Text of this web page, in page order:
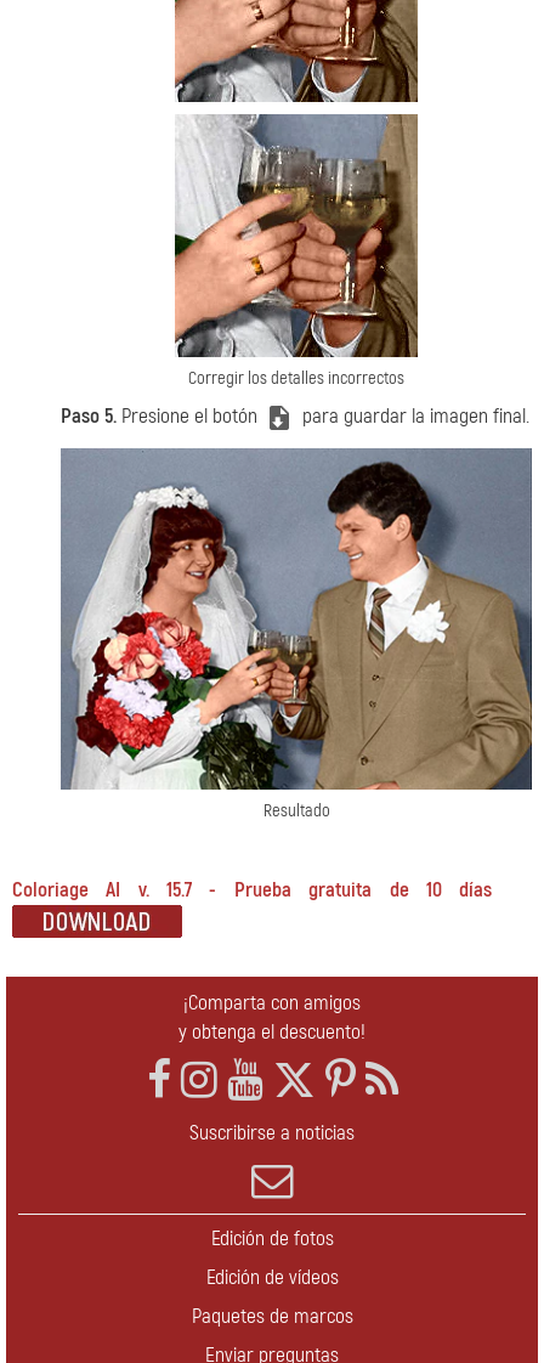
Corregir los detalles incorrectos
Paso 5. Presione el botón para guardar la imagen final.
Resultado
Coloriage AI v. 15.7 - Prueba gratuita de 10 días
¡Comparta con amigos
y obtenga el descuento!
Suscribirse a noticias
Edición de fotos
Edición de vídeos
Paquetes de marcos
Enviar preguntas